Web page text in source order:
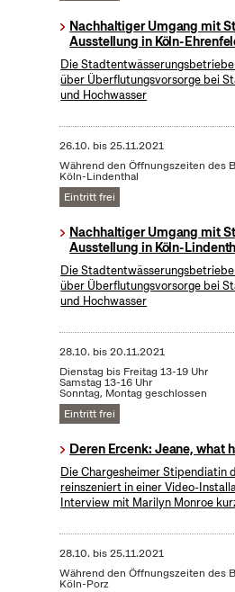
Nachhaltiger Umgang mit
Ausstellung in Köln-
Die
über Überflutungsvorsorge bei
und Hochwasser
26.10. bis25.11.2021
Während den Öffnungszeiten des
Köln-Lindenthal
Eintritt frei
Nachhaltiger Umgang mit
Ausstellung in Köln-
Die
über Überflutungsvorsorge bei
und Hochwasser
28.10. bis20.11.2021
Dienstag bis Freitag 13-19 Uhr
Samstag 13-16 Uhr
Sonntag, Montag geschlossen
Eintritt frei
Deren Ercenk: Jeane, what
Die Chargesheimer Stipendiatin
reinszeniert in einer Video-
Interview mit Marilyn Monroe
28.10. bis25.11.2021
Während den Öffnungszeiten des
Köln-Porz